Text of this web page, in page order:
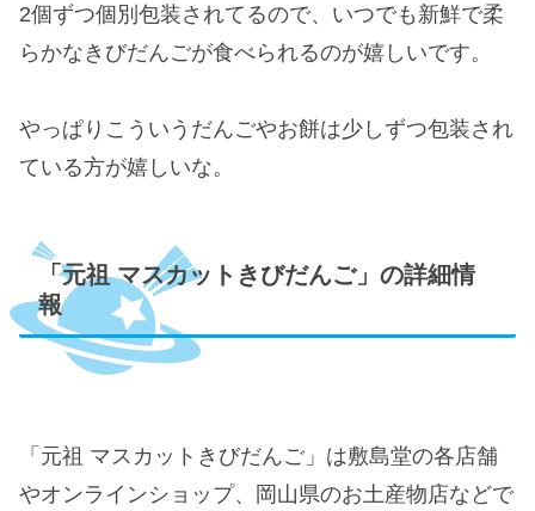
2個ずつ個別包装されてるので、いつでも新鮮で柔
らかなきびだんごが食べられるのが嬉しいです。
やっぱりこういうだんごやお餅は少しずつ包装され
ている方が嬉しいな。
「元祖 マスカットきびだんご」の詳細情
報
「元祖 マスカットきびだんご」は敷島堂の各店舗
やオンラインショップ、岡山県のお土産物店などで